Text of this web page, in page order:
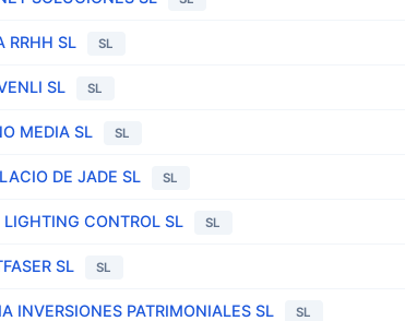
RRHH SL SL
SL SL
MEDIA SL SL
DE JADE SL SL
CONTROL SL SL
SL SL
INVERSIONES PATRIMONIALES SL SL